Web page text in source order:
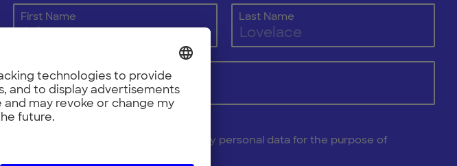
First Name Last Name
Email
I hereby agree to the processing of my personal data for the purpose of